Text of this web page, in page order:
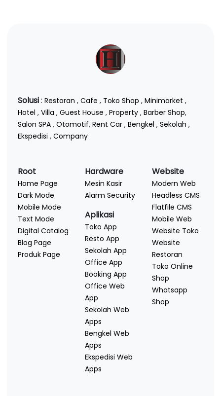
Solusi: Restoran , Cafe , Toko Shop , Minimarket ,
Hotel , Villa , Guest House , Property , Barber Shop,
Salon SPA , Otomotif, Rent Car , Bengkel , Sekolah ,
Ekspedisi , Company
Root
Home Page
Dark Mode
Mobile Mode
Text Mode
Digital Catalog
Blog Page
Produk Page
Hardware
Mesin Kasir
Alarm Security
Aplikasi
Toko App
Resto App
Sekolah App
Office App
Booking App
Office Web
App
Sekolah Web
Apps
Bengkel Web
Apps
Ekspedisi Web
Apps
Website
Modern Web
Headless CMS
Flatfile CMS
Mobile Web
Website Toko
Website
Restoran
Toko Online
Shop
Whatsapp
Shop